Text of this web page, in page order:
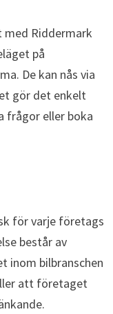
med Riddermark
på
De kan nås via
gör det enkelt
frågor eller boka
för varje företags
består av
inom bilbranschen
att företaget